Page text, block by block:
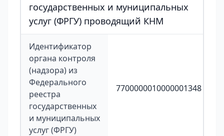
государственных и муниципальных
услуг (ФРГУ) проводящий КНМ
Идентификатор
органа контроля
(надзора) из
Федерального
реестра
государственных
и муниципальных
услуг (ФРГУ)
7700000010000001348